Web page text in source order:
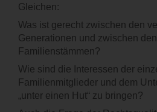
Gleichen:
Was ist gerecht zwischen den
Generationen und zwischen
Familienstämmen?
Wie sind die Interessen der
Familienmitglieder und dem
„unter einen Hut“ zu bringen?